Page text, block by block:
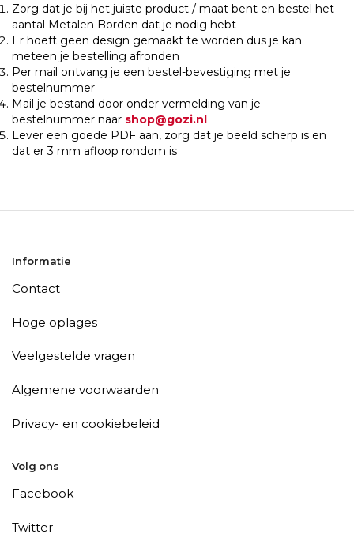
Zorg dat je bij het juiste product / maat bent en bestel het
aantal Metalen Borden dat je nodig hebt
Er hoeft geen design gemaakt te worden dus je kan
meteen je bestelling afronden
Per mail ontvang je een bestel-bevestiging met je
bestelnummer
Mail je bestand door onder vermelding van je
bestelnummer naar shop@gozi.nl
Lever een goede PDF aan, zorg dat je beeld scherp is en
dat er 3 mm afloop rondom is
Informatie
Contact
Hoge oplages
Veelgestelde vragen
Algemene voorwaarden
Privacy- en cookiebeleid
Volg ons
Facebook
Twitter